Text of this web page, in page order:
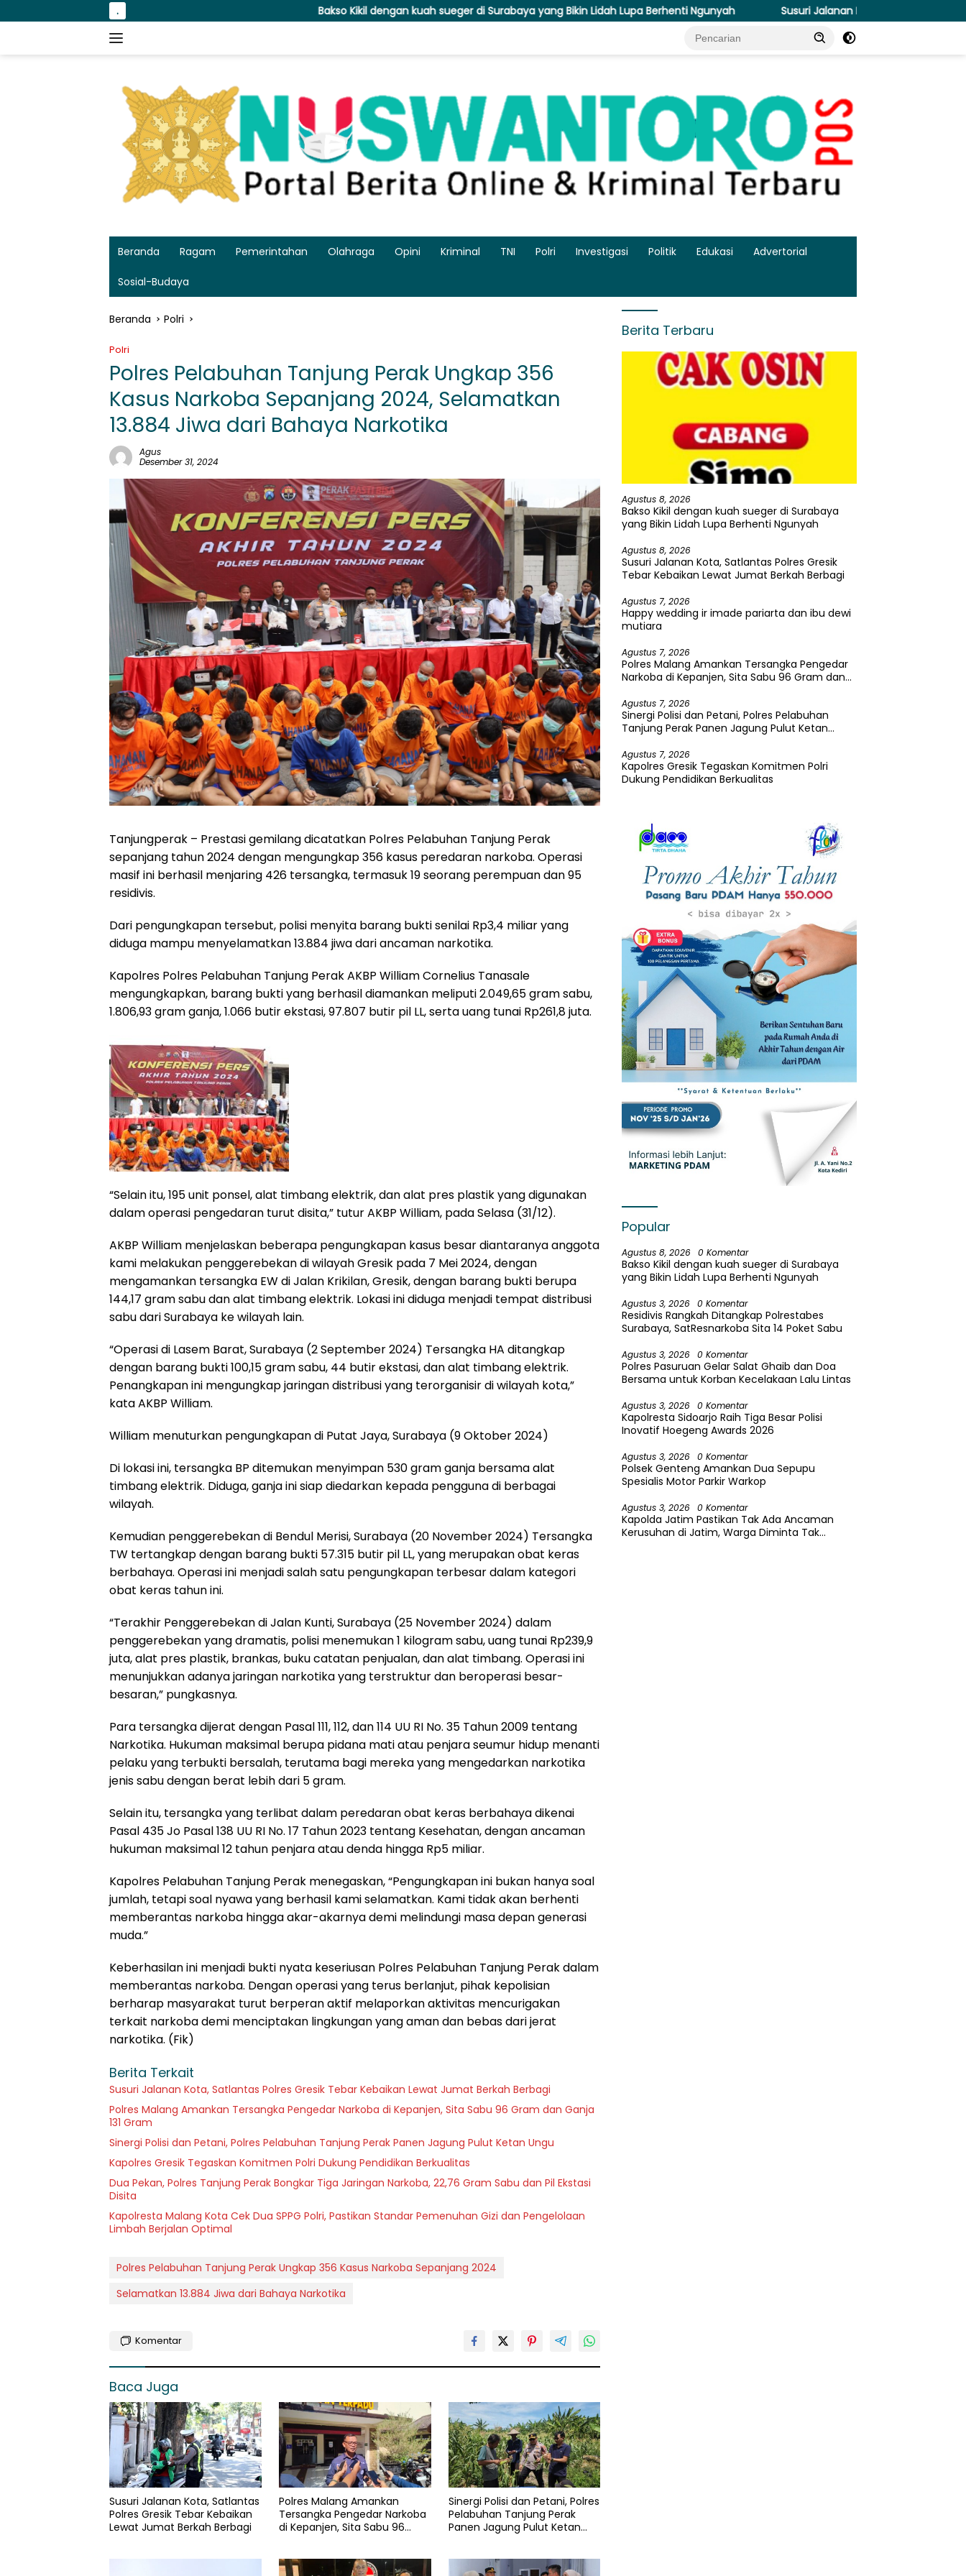
ke
. Bakso Kikil dengan kuah sueger di Surabaya yang Bikin Lidah Lupa Berhenti Ngunyah Susuri Jalanan Kota, Satlantas Polres Gresik Tebar
Beranda Ragam Pemerintahan Olahraga Opini Kriminal TNI Polri Investigasi Politik Edukasi Advertorial
Sosial-Budaya
Beranda Polri
Polri
Polres Pelabuhan Tanjung Perak Ungkap 356
Kasus Narkoba Sepanjang 2024, Selamatkan
13.884 Jiwa dari Bahaya Narkotika
Agus
Desember 31, 2024
Tanjungperak – Prestasi gemilang dicatatkan Polres Pelabuhan Tanjung Perak
sepanjang tahun 2024 dengan mengungkap 356 kasus peredaran narkoba. Operasi
masif ini berhasil menjaring 426 tersangka, termasuk 19 seorang perempuan dan 95
residivis.
Dari pengungkapan tersebut, polisi menyita barang bukti senilai Rp3,4 miliar yang
diduga mampu menyelamatkan 13.884 jiwa dari ancaman narkotika.
Kapolres Polres Pelabuhan Tanjung Perak AKBP William Cornelius Tanasale
mengungkapkan, barang bukti yang berhasil diamankan meliputi 2.049,65 gram sabu,
1.806,93 gram ganja, 1.066 butir ekstasi, 97.807 butir pil LL, serta uang tunai Rp261,8 juta.
“Selain itu, 195 unit ponsel, alat timbang elektrik, dan alat pres plastik yang digunakan
dalam operasi pengedaran turut disita,” tutur AKBP William, pada Selasa (31/12).
AKBP William menjelaskan beberapa pengungkapan kasus besar diantaranya anggota
kami melakukan penggerebekan di wilayah Gresik pada 7 Mei 2024, dengan
mengamankan tersangka EW di Jalan Krikilan, Gresik, dengan barang bukti berupa
144,17 gram sabu dan alat timbang elektrik. Lokasi ini diduga menjadi tempat distribusi
sabu dari Surabaya ke wilayah lain.
“Operasi di Lasem Barat, Surabaya (2 September 2024) Tersangka HA ditangkap
dengan barang bukti 100,15 gram sabu, 44 butir ekstasi, dan alat timbang elektrik.
Penangkapan ini mengungkap jaringan distribusi yang terorganisir di wilayah kota,”
kata AKBP William.
William menuturkan pengungkapan di Putat Jaya, Surabaya (9 Oktober 2024)
Di lokasi ini, tersangka BP ditemukan menyimpan 530 gram ganja bersama alat
timbang elektrik. Diduga, ganja ini siap diedarkan kepada pengguna di berbagai
wilayah.
Kemudian penggerebekan di Bendul Merisi, Surabaya (20 November 2024) Tersangka
TW tertangkap dengan barang bukti 57.315 butir pil LL, yang merupakan obat keras
berbahaya. Operasi ini menjadi salah satu pengungkapan terbesar dalam kategori
obat keras tahun ini.
“Terakhir Penggerebekan di Jalan Kunti, Surabaya (25 November 2024) dalam
penggerebekan yang dramatis, polisi menemukan 1 kilogram sabu, uang tunai Rp239,9
juta, alat pres plastik, brankas, buku catatan penjualan, dan alat timbang. Operasi ini
menunjukkan adanya jaringan narkotika yang terstruktur dan beroperasi besar-
besaran,” pungkasnya.
Para tersangka dijerat dengan Pasal 111, 112, dan 114 UU RI No. 35 Tahun 2009 tentang
Narkotika. Hukuman maksimal berupa pidana mati atau penjara seumur hidup menanti
pelaku yang terbukti bersalah, terutama bagi mereka yang mengedarkan narkotika
jenis sabu dengan berat lebih dari 5 gram.
Selain itu, tersangka yang terlibat dalam peredaran obat keras berbahaya dikenai
Pasal 435 Jo Pasal 138 UU RI No. 17 Tahun 2023 tentang Kesehatan, dengan ancaman
hukuman maksimal 12 tahun penjara atau denda hingga Rp5 miliar.
Kapolres Pelabuhan Tanjung Perak menegaskan, “Pengungkapan ini bukan hanya soal
jumlah, tetapi soal nyawa yang berhasil kami selamatkan. Kami tidak akan berhenti
memberantas narkoba hingga akar-akarnya demi melindungi masa depan generasi
muda.”
Keberhasilan ini menjadi bukti nyata keseriusan Polres Pelabuhan Tanjung Perak dalam
memberantas narkoba. Dengan operasi yang terus berlanjut, pihak kepolisian
berharap masyarakat turut berperan aktif melaporkan aktivitas mencurigakan
terkait narkoba demi menciptakan lingkungan yang aman dan bebas dari jerat
narkotika. (Fik)
Berita Terkait
Susuri Jalanan Kota, Satlantas Polres Gresik Tebar Kebaikan Lewat Jumat Berkah Berbagi
Polres Malang Amankan Tersangka Pengedar Narkoba di Kepanjen, Sita Sabu 96 Gram dan Ganja
131 Gram
Sinergi Polisi dan Petani, Polres Pelabuhan Tanjung Perak Panen Jagung Pulut Ketan Ungu
Kapolres Gresik Tegaskan Komitmen Polri Dukung Pendidikan Berkualitas
Dua Pekan, Polres Tanjung Perak Bongkar Tiga Jaringan Narkoba, 22,76 Gram Sabu dan Pil Ekstasi
Disita
Kapolresta Malang Kota Cek Dua SPPG Polri, Pastikan Standar Pemenuhan Gizi dan Pengelolaan
Limbah Berjalan Optimal
Polres Pelabuhan Tanjung Perak Ungkap 356 Kasus Narkoba Sepanjang 2024
Selamatkan 13.884 Jiwa dari Bahaya Narkotika
Komentar
Baca Juga
Susuri Jalanan Kota, Satlantas
Polres Gresik Tebar Kebaikan
Lewat Jumat Berkah Berbagi
Polres Malang Amankan
Tersangka Pengedar Narkoba
di Kepanjen, Sita Sabu 96
Sinergi Polisi dan Petani, Polres
Pelabuhan Tanjung Perak
Panen Jagung Pulut Ketan
Berita Terbaru
Agustus 8, 2026
Bakso Kikil dengan kuah sueger di Surabaya
yang Bikin Lidah Lupa Berhenti Ngunyah
Agustus 8, 2026
Susuri Jalanan Kota, Satlantas Polres Gresik
Tebar Kebaikan Lewat Jumat Berkah Berbagi
Agustus 7, 2026
Happy wedding ir imade pariarta dan ibu dewi
mutiara
Agustus 7, 2026
Polres Malang Amankan Tersangka Pengedar
Narkoba di Kepanjen, Sita Sabu 96 Gram dan
Agustus 7, 2026
Sinergi Polisi dan Petani, Polres Pelabuhan
Tanjung Perak Panen Jagung Pulut Ketan
Agustus 7, 2026
Kapolres Gresik Tegaskan Komitmen Polri
Dukung Pendidikan Berkualitas
Popular
Agustus 8, 2026 0 Komentar
Bakso Kikil dengan kuah sueger di Surabaya
yang Bikin Lidah Lupa Berhenti Ngunyah
Agustus 3, 2026 0 Komentar
Residivis Rangkah Ditangkap Polrestabes
Surabaya, SatResnarkoba Sita 14 Poket Sabu
Agustus 3, 2026 0 Komentar
Polres Pasuruan Gelar Salat Ghaib dan Doa
Bersama untuk Korban Kecelakaan Lalu Lintas
Agustus 3, 2026 0 Komentar
Kapolresta Sidoarjo Raih Tiga Besar Polisi
Inovatif Hoegeng Awards 2026
Agustus 3, 2026 0 Komentar
Polsek Genteng Amankan Dua Sepupu
Spesialis Motor Parkir Warkop
Agustus 3, 2026 0 Komentar
Kapolda Jatim Pastikan Tak Ada Ancaman
Kerusuhan di Jatim, Warga Diminta Tak